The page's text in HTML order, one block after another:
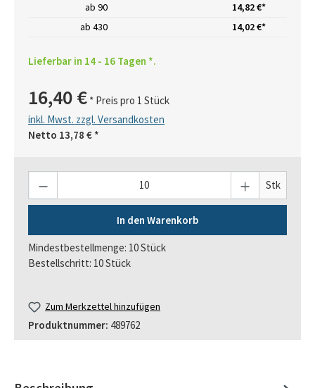
ab 90
14,82 €*
ab 430 14,02 €*
Lieferbar in 14 - 16 Tagen *.
16,40 € * Preis pro 1 Stück
inkl. Mwst. zzgl. Versandkosten
Netto 13,78 € *
Stk
In den Warenkorb
Mindestbestellmenge: 10 Stück
Bestellschritt: 10 Stück
Zum Merkzettel hinzufügen
Produktnummer: 489762